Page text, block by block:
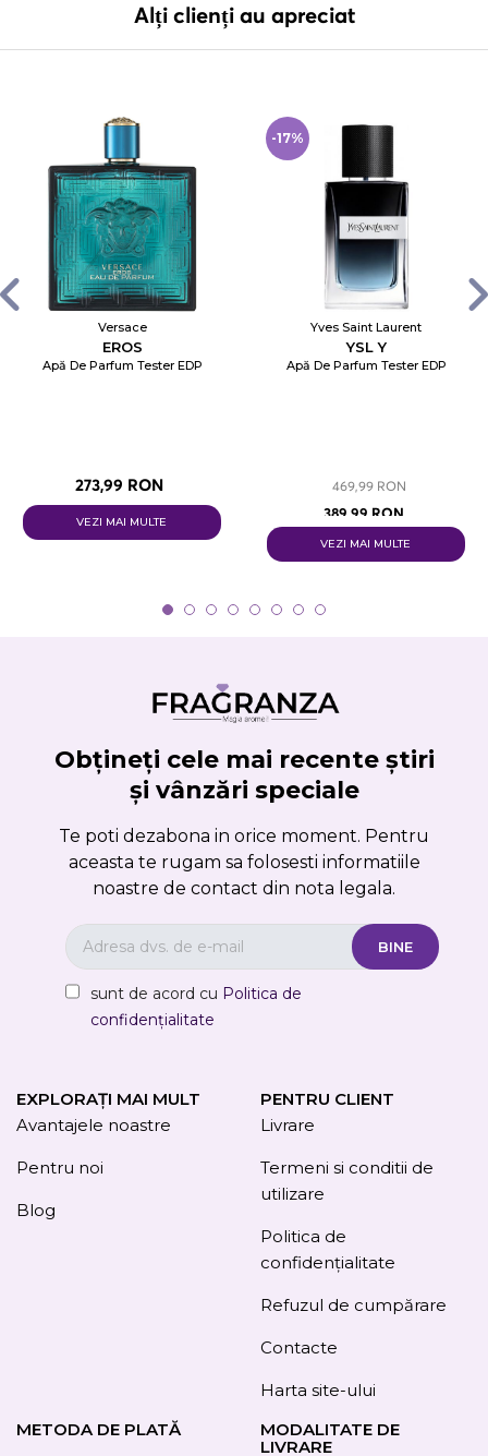
Alți clienți au apreciat
Versace
EROS
Apă De Parfum Tester EDP
273,99 RON
VEZI MAI MULTE
-17%
Yves Saint Laurent
YSL Y
Apă De Parfum Tester EDP
469,99 RON
389,99 RON
VEZI MAI MULTE
Obțineți cele mai recente știri
și vânzări speciale
Te poti dezabona in orice moment. Pentru
aceasta te rugam sa folosesti informatiile
noastre de contact din nota legala.
sunt de acord cu Politica de
confidențialitate
EXPLORAȚI MAI MULT
Avantajele noastre
Pentru noi
Blog
PENTRU CLIENT
Livrare
Termeni si conditii de
utilizare
Politica de
confidențialitate
Refuzul de cumpărare
Contacte
Harta site-ului
METODA DE PLATĂ
MODALITATE DE
LIVRARE